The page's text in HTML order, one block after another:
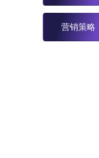
营销策略